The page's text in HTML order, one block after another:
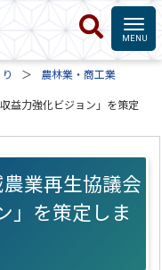
農林業・商工業
益力強化ビジョン」を策定
農業再生協議会
」を策定しま